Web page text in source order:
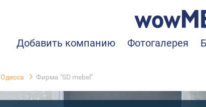
Добавить компанию Фотогалерея
Одесса Фирма "SD mebel"